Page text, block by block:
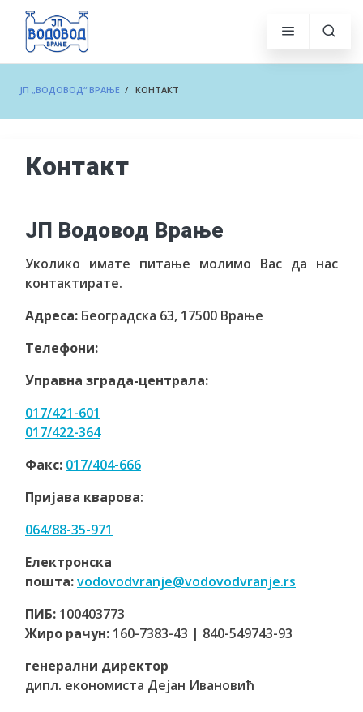
ЈП „ВОДОВОД“ ВРАЊЕ / КОНТАКТ
Контакт
ЈП Водовод Врање
Уколико имате питање молимо Вас да нас
контактирате.
Адреса: Београдска 63, 17500 Врање
Телефони:
Управна зграда-централа:
017/421-601
017/422-364
Факс: 017/404-666
Пријава кварова:
064/88-35-971
Електронска
пошта:vodovodvranje@vodovodvranje.rs
ПИБ: 100403773
Жиро рачун: 160-7383-43 | 840-549743-93
генерални директор
дипл. економиста Дејан Ивановић